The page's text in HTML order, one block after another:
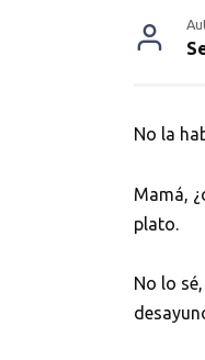
No la
Mamá,
plato.
No lo